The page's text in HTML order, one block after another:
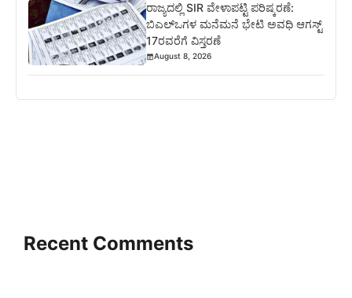
ರಾಜ್ಯದಲ್ಲಿ SIR ವೇಳಾಪಟ್ಟಿ ಪರಿಷ್ಕರಣೆ:
ಬಿಎಲ್‌ಒಗಳ ಮನೆಮನೆ ಭೇಟಿ ಅವಧಿ ಆಗಸ್ಟ್
17ರವರೆಗೆ ವಿಸ್ತರಣೆ
August 8, 2026
Recent Comments